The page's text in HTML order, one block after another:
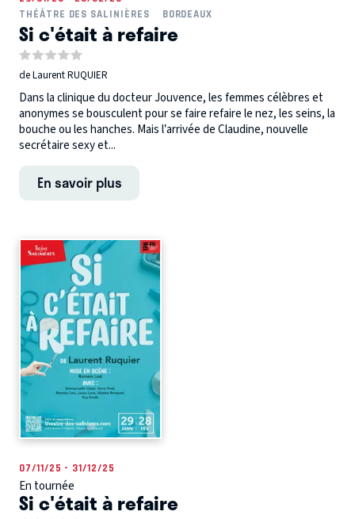
THÉÂTRE DES SALINIÈRES
BORDEAUX
Si c'était à refaire
de Laurent RUQUIER
Dans la clinique du docteur Jouvence, les femmes célèbres et
anonymes se bousculent pour se faire refaire le nez, les seins, la
bouche ou les hanches. Mais l’arrivée de Claudine, nouvelle
secrétaire sexy et...
En savoir plus
07/11/25 - 31/12/25
En tournée
Si c'était à refaire